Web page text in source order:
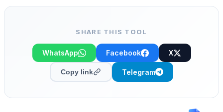
SHARE THIS TOOL
X
Facebook
WhatsApp
Telegram
Copy link